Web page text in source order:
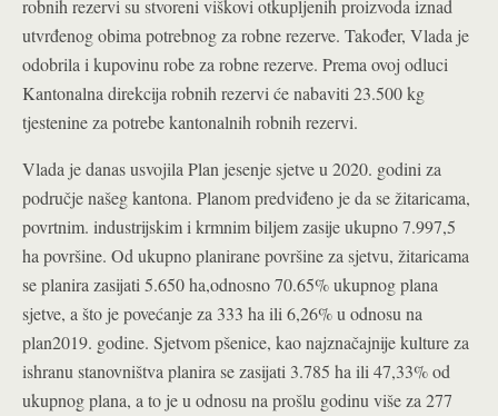
robnih rezervi su stvoreni viškovi otkupljenih proizvoda iznad
utvrđenog obima potrebnog za robne rezerve. Također, Vlada je
odobrila i kupovinu robe za robne rezerve. Prema ovoj odluci
Kantonalna direkcija robnih rezervi će nabaviti 23.500 kg
tjestenine za potrebe kantonalnih robnih rezervi.
Vlada je danas usvojila Plan jesenje sjetve u 2020. godini za
područje našeg kantona. Planom predviđeno je da se žitaricama,
povrtnim. industrijskim i krmnim biljem zasije ukupno 7.997,5
ha površine. Od ukupno planirane površine za sjetvu, žitaricama
se planira zasijati 5.650 ha,odnosno 70.65% ukupnog plana
sjetve, a što je povećanje za 333 ha ili 6,26% u odnosu na
plan2019. godine. Sjetvom pšenice, kao najznačajnije kulture za
ishranu stanovništva planira se zasijati 3.785 ha ili 47,33% od
ukupnog plana, a to je u odnosu na prošlu godinu više za 277